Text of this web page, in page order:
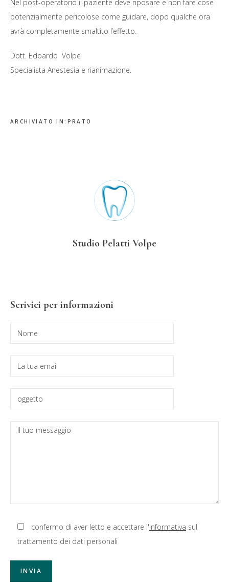
Nel post-operatorio il paziente deve riposare e non fare cose
potenzialmente pericolose come guidare, dopo qualche ora
avrà completamente smaltito l’effetto.
Dott. Edoardo Volpe
Specialista Anestesia e rianimazione.
ARCHIVIATO IN: PRATO
Studio Pelatti Volpe
Barra
laterale
primaria
Scrivici per informazioni
confermo di aver letto e accettare l'Informativa sul
trattamento dei dati personali